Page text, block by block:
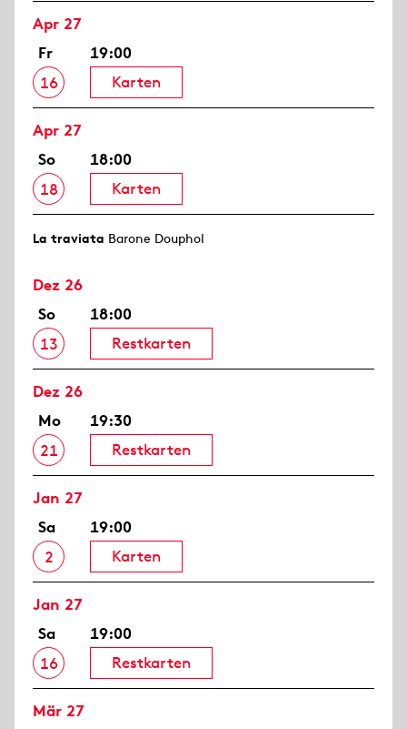
Apr 27
Fr
16
19:00
Karten
Apr 27
So
18
18:00
Karten
La traviata Barone Douphol
Dez 26
So
13
18:00
Restkarten
Dez 26
Mo
21
19:30
Restkarten
Jan 27
Sa
2
19:00
Karten
Jan 27
Sa
16
19:00
Restkarten
Mär 27